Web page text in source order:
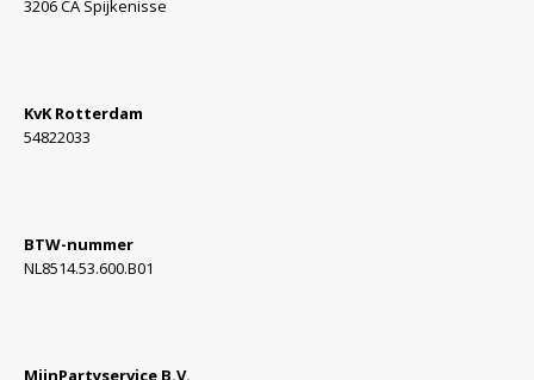
3206 CA Spijkenisse
KvK Rotterdam
54822033
BTW-nummer
NL8514.53.600.B01